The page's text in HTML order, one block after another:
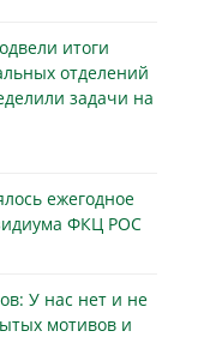
итоги
отделений
задачи на
ежегодное
ФКЦ РОС
У нас нет и не
мотивов и